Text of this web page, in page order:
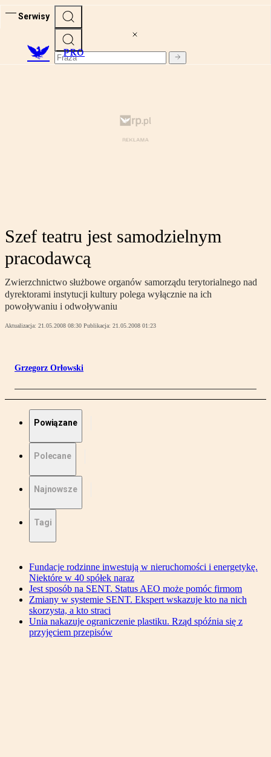
Serwisy
PRO
Szef teatru jest samodzielnym
pracodawcą
Zwierzchnictwo służbowe organów samorządu terytorialnego nad
dyrektorami instytucji kultury polega wyłącznie na ich
powoływaniu i odwoływaniu
Aktualizacja: 21.05.2008 08:30 Publikacja: 21.05.2008 01:23
Grzegorz Orłowski
Powiązane
Polecane
Najnowsze
Tagi
Fundacje rodzinne inwestują w nieruchomości i energetykę.
Niektóre w 40 spółek naraz
Jest sposób na SENT. Status AEO może pomóc firmom
Zmiany w systemie SENT. Ekspert wskazuje kto na nich
skorzysta, a kto straci
Unia nakazuje ograniczenie plastiku. Rząd spóźnia się z
przyjęciem przepisów